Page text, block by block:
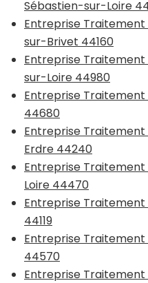
Sébastien-sur-Loire
Entreprise Traitement
sur-Brivet 44160
Entreprise Traitement
sur-Loire 44980
Entreprise Traitement
44680
Entreprise Traitement
Erdre 44240
Entreprise Traitement
Loire 44470
Entreprise Traitement
44119
Entreprise Traitement
44570
Entreprise Traitement